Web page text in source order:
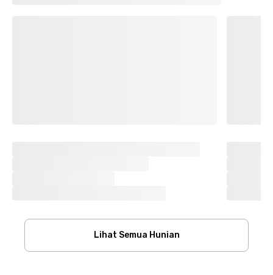
Lihat Semua Hunian